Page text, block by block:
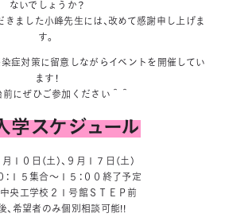
ないでしょうか？
ました小峰先生には、改めて感謝申し上げま
す。
染症対策に留意しながらイベントを開催してい
ます！
前にぜひご参加ください＾＾
学スケジュール
１０日（土）、９月１７日（土）
：１５集合～１５：００終了予定
中央工学校２１号館ＳＴＥＰ前
、希望者のみ個別相談可能!!